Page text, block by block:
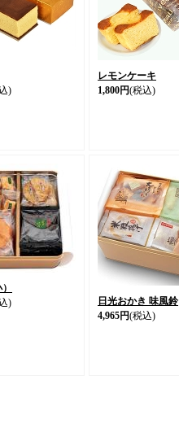
)
レモンケーキ
1,800円(税込)
)
日光おかき 味風鈴
4,965円(税込)